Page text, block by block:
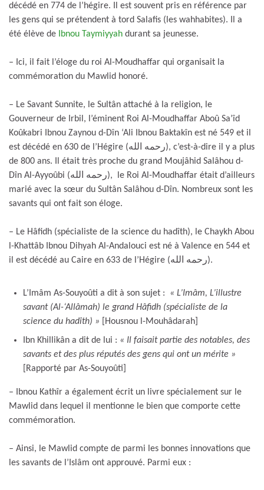
décédé en 774 de l’hégire. Il est souvent pris en référence par
les gens qui se prétendent à tord Salafis (les wahhabites). Il a
été élève de
Ibnou Taymiyyah durant sa jeunesse.
– Ici, il fait l’éloge du roi Al-Moudhaffar qui organisait la
commémoration du Mawlid honoré.
– Le Savant Sunnite, le Sultân attaché à la religion, le
Gouverneur de Irbil, l’éminent Roi Al-Moudhaffar Aboû Sa’îd
Koûkabri Ibnou Zaynou d-Dîn ‘Ali Ibnou Baktakîn est né 549 et il
est décédé en 630 de l’Hégire (رحمه الله), c’est-à-dire il y a plus
de 800 ans. Il était très proche du grand Moujâhid Salâhou d-
Dîn Al-Ayyoûbi (رحمه الله), le Roi Al-Moudhaffar était d’ailleurs
marié avec la sœur du Sultân Salâhou d-Dîn. Nombreux sont les
savants qui ont fait son éloge.
– Le Hâfidh (spécialiste de la science du hadîth), le Chaykh Abou
l-Khattâb Ibnou Dihyah Al-Andalouci est né à Valence en 544 et
il est décédé au Caire en 633 de l’Hégire (رحمه الله).
L’Imâm As-Souyoûti a dit à son sujet :
« L’Imâm, L’illustre
savant (Al-‘Allâmah) le grand Hâfidh (spécialiste de la
science du hadîth) » [Housnou l-Mouhâdarah]
Ibn Khillikân a dit de lui : « Il faisait partie des notables, des
savants et des plus réputés des gens qui ont un mérite »
[Rapporté par As-Souyoûti]
– Ibnou Kathîr a également écrit un livre spécialement sur le
Mawlid dans lequel il mentionne le bien que comporte cette
commémoration.
– Ainsi, le Mawlid compte de parmi les bonnes innovations que
les savants de l’Islâm ont approuvé. Parmi eux :